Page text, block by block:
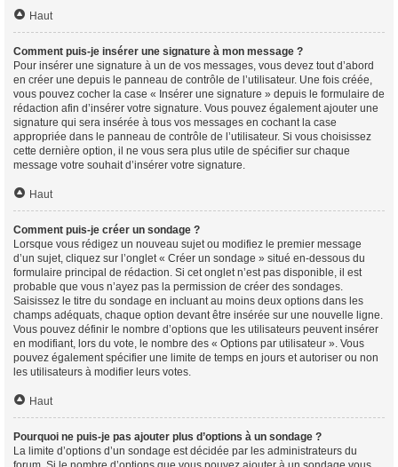
Haut
Comment puis-je insérer une signature à mon message ?
Pour insérer une signature à un de vos messages, vous devez tout d’abord
en créer une depuis le panneau de contrôle de l’utilisateur. Une fois créée,
vous pouvez cocher la case « Insérer une signature » depuis le formulaire de
rédaction afin d’insérer votre signature. Vous pouvez également ajouter une
signature qui sera insérée à tous vos messages en cochant la case
appropriée dans le panneau de contrôle de l’utilisateur. Si vous choisissez
cette dernière option, il ne vous sera plus utile de spécifier sur chaque
message votre souhait d’insérer votre signature.
Haut
Comment puis-je créer un sondage ?
Lorsque vous rédigez un nouveau sujet ou modifiez le premier message
d’un sujet, cliquez sur l’onglet « Créer un sondage » situé en-dessous du
formulaire principal de rédaction. Si cet onglet n’est pas disponible, il est
probable que vous n’ayez pas la permission de créer des sondages.
Saisissez le titre du sondage en incluant au moins deux options dans les
champs adéquats, chaque option devant être insérée sur une nouvelle ligne.
Vous pouvez définir le nombre d’options que les utilisateurs peuvent insérer
en modifiant, lors du vote, le nombre des « Options par utilisateur ». Vous
pouvez également spécifier une limite de temps en jours et autoriser ou non
les utilisateurs à modifier leurs votes.
Haut
Pourquoi ne puis-je pas ajouter plus d’options à un sondage ?
La limite d’options d’un sondage est décidée par les administrateurs du